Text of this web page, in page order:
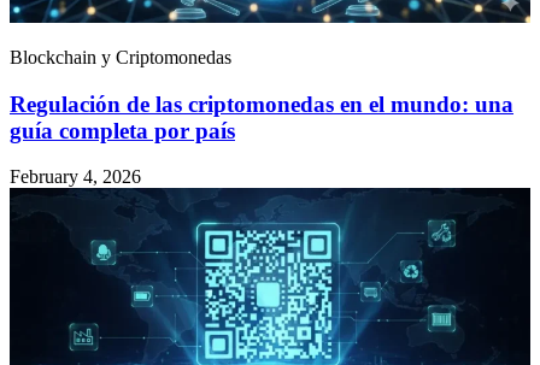
Blockchain y Criptomonedas
Regulación de las criptomonedas en el mundo: una
guía completa por país
February 4, 2026